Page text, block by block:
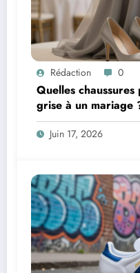
Rédaction 0
Quelles
grise à un mariage
Juin 17, 2026